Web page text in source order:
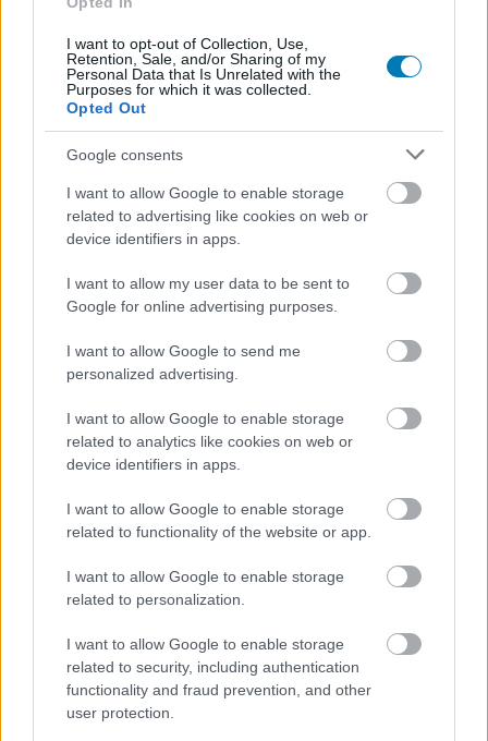
I want to opt-out of Collection, Use,
Retention, Sale, and/or Sharing of my
Personal Data that Is Unrelated with the
Purposes for which it was collected.
Opted Out
Google consents
I want to allow Google to enable storage
related to advertising like cookies on web or
device identifiers in apps.
I want to allow my user data to be sent to
Google for online advertising purposes.
I want to allow Google to send me
personalized advertising.
I want to allow Google to enable storage
related to analytics like cookies on web or
device identifiers in apps.
I want to allow Google to enable storage
related to functionality of the website or app.
I want to allow Google to enable storage
related to personalization.
I want to allow Google to enable storage
related to security, including authentication
functionality and fraud prevention, and other
user protection.
nyomulni, ami azért a nagy party-játékokból (Mario Kart)
kiindulva nem rossz móka. A kérdés már csak az, hogy a
tömegek valóban Blur-özni akarnak-e majd egy
házibulin...
Blur - Social Gameplay trailer HD
SMASH by Meló-Diák: Homok, zene és a nyár legjobb
Július végén folytatódik a balatoni strandröplabda-
sorozat.
#blur #autóverseny #social
#gameplay
#játékmenet #gstv